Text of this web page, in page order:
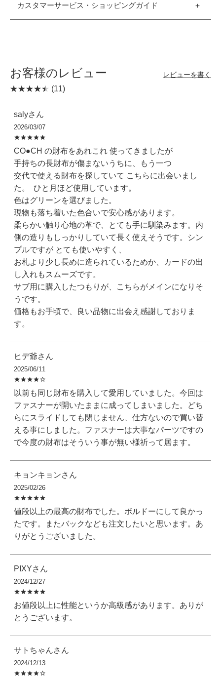
カスタマーサービス・ショッピングガイド
お客様のレビュー レビューを書く
(11)
saly
2026/03/07
CO●CH の財布をあれこれ 使ってきましたが
手持ちの長財布が傷まないうちに、もう一つ
交代で使える財布を探していて こちらに出会いまし
た。  ひと月ほど使用しています。
色はグリーンを選びました。
現物も落ち着いた色合いで安心感があります。
柔らかい触り心地の革で、とても手に馴染みます。内
側の造りもしっかりしていて長く使えそうです。シン
プルですが とても使いやすく、
お札より少し長めに造られているためか、カードの出
し入れもスムーズです。
サブ用に購入したつもりが、こちらがメインになりそ
うです。
価格もお手頃で、良い品物に出会え感謝しておりま
す。
ヒデ爺
2025/06/11
以前も同じ財布を購入して愛用していました。今回は
ファスナーが開いたままに成ってしまいました。どち
らにスライドしても閉じません、仕方ないので買い替
える事にしました。ファスナーは大事なパーツですの
で今度の財布はそういう事が無い様祈って居ます。
キョンキョン
2025/02/26
値段以上の最高の財布でした。ボルドーにして良かっ
たです。またバックなども注文したいと思います。あ
りがとうございました。
PIXY
2024/12/27
お値段以上に性能というか高級感があります。ありが
とうございます。
サトちゃん
2024/12/13